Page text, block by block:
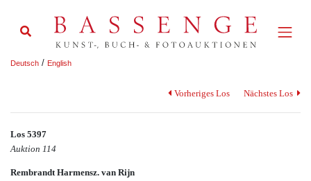
Deutsch / English
Vorheriges Los Nächstes Los
Los 5397
Auktion 114
Rembrandt Harmensz. van Rijn